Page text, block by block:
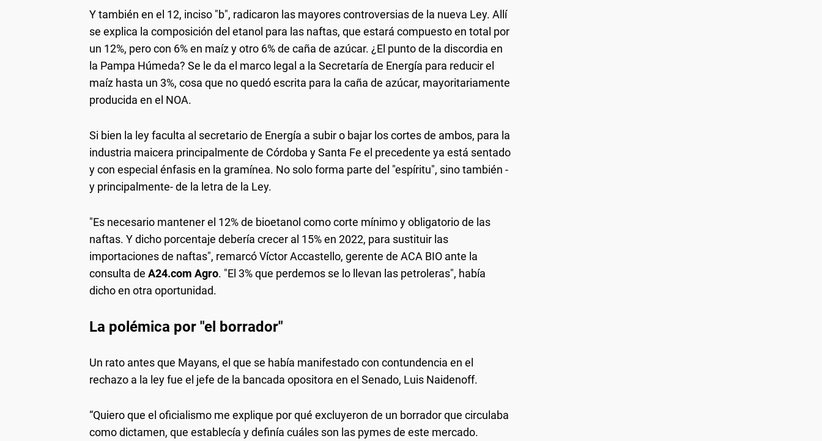
Y también en el 12, inciso "b", radicaron las mayores controversias de la nueva Ley. Allí
se explica la composición del etanol para las naftas, que estará compuesto en total por
un 12%, pero con 6% en maíz y otro 6% de caña de azúcar. ¿El punto de la discordia en
la Pampa Húmeda? Se le da el marco legal a la Secretaría de Energía para reducir el
maíz hasta un 3%, cosa que no quedó escrita para la caña de azúcar, mayoritariamente
producida en el NOA.
Si bien la ley faculta al secretario de Energía a subir o bajar los cortes de ambos, para la
industria maicera principalmente de Córdoba y Santa Fe el precedente ya está sentado
y con especial énfasis en la gramínea. No solo forma parte del "espíritu", sino también -
y principalmente- de la letra de la Ley.
"Es necesario mantener el 12% de bioetanol como corte mínimo y obligatorio de las
naftas. Y dicho porcentaje debería crecer al 15% en 2022, para sustituir las
importaciones de naftas", remarcó Víctor Accastello, gerente de ACA BIO ante la
consulta de A24.com Agro. "El 3% que perdemos se lo llevan las petroleras", había
dicho en otra oportunidad.
La polémica por "el borrador"
Un rato antes que Mayans, el que se había manifestado con contundencia en el
rechazo a la ley fue el jefe de la bancada opositora en el Senado, Luis Naidenoff.
“Quiero que el oficialismo me explique por qué excluyeron de un borrador que circulaba
como dictamen, que establecía y definía cuáles son las pymes de este mercado.